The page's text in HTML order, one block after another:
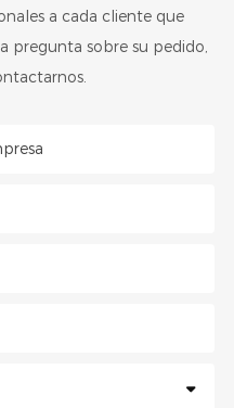
a cada cliente que
pregunta sobre su pedido,